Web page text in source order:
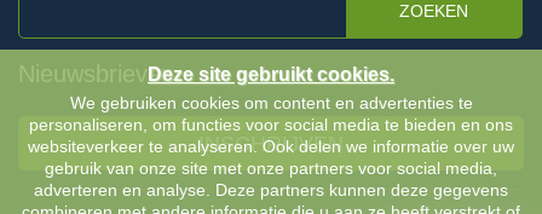
ZOEKEN
Nieuwsbrieven
INSCHRIJVEN
Deze site gebruikt cookies.
We gebruiken cookies om content en advertenties te
personaliseren, om functies voor social media te bieden en ons
websiteverkeer te analyseren. Ook delen we informatie over uw
gebruik van onze site met onze partners voor social media,
adverteren en analyse. Deze partners kunnen deze gegevens